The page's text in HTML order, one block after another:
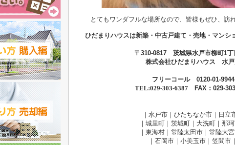
とてもワンダフルな場所なので、皆様もぜひ、訪
ひだまりハウスは新築・中古戸建て・売地・マンシ
〒 310-0817茨城県水戸市柳町1丁
株式会社ひだまりハウス 水
フリーコール 0120-01-9944
TEL:029-303-6387
FAX ： 029-
｜水戸市｜ひたちなか市｜日立
｜城里町｜茨城町｜大洗町｜那珂
｜東海村｜常陸太田市｜常陸大宮
｜石岡市｜小美玉市｜笠間市｜